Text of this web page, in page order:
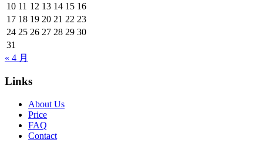
10 11 12 13 14 15 16
17 18 19 20 21 22 23
24 25 26 27 28 29 30
31
« 4 月
Links
About Us
Price
FAQ
Contact